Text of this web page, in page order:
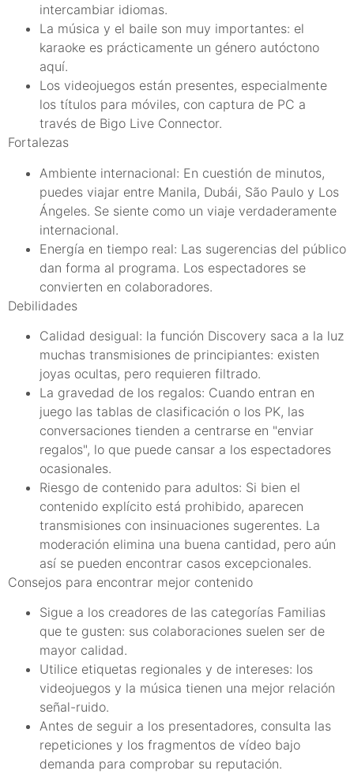
intercambiar idiomas.
La música y el baile son muy importantes: el
karaoke es prácticamente un género autóctono
aquí.
Los videojuegos están presentes, especialmente
los títulos para móviles, con captura de PC a
través de Bigo Live Connector.
Fortalezas
Ambiente internacional: En cuestión de minutos,
puedes viajar entre Manila, Dubái, São Paulo y Los
Ángeles. Se siente como un viaje verdaderamente
internacional.
Energía en tiempo real: Las sugerencias del público
dan forma al programa. Los espectadores se
convierten en colaboradores.
Debilidades
Calidad desigual: la función Discovery saca a la luz
muchas transmisiones de principiantes: existen
joyas ocultas, pero requieren filtrado.
La gravedad de los regalos: Cuando entran en
juego las tablas de clasificación o los PK, las
conversaciones tienden a centrarse en "enviar
regalos", lo que puede cansar a los espectadores
ocasionales.
Riesgo de contenido para adultos: Si bien el
contenido explícito está prohibido, aparecen
transmisiones con insinuaciones sugerentes. La
moderación elimina una buena cantidad, pero aún
así se pueden encontrar casos excepcionales.
Consejos para encontrar mejor contenido
Sigue a los creadores de las categorías Familias
que te gusten: sus colaboraciones suelen ser de
mayor calidad.
Utilice etiquetas regionales y de intereses: los
videojuegos y la música tienen una mejor relación
señal-ruido.
Antes de seguir a los presentadores, consulta las
repeticiones y los fragmentos de vídeo bajo
demanda para comprobar su reputación.